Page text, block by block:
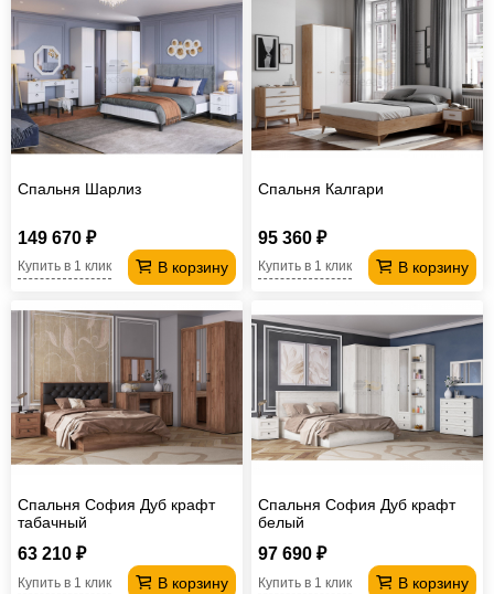
Спальня Шарлиз
149 670 ₽
В корзину
Купить в 1 клик
Спальня Калгари
95 360 ₽
В корзину
Купить в 1 клик
Спальня София Дуб крафт
табачный
63 210 ₽
В корзину
Купить в 1 клик
Спальня София Дуб крафт
белый
97 690 ₽
В корзину
Купить в 1 клик